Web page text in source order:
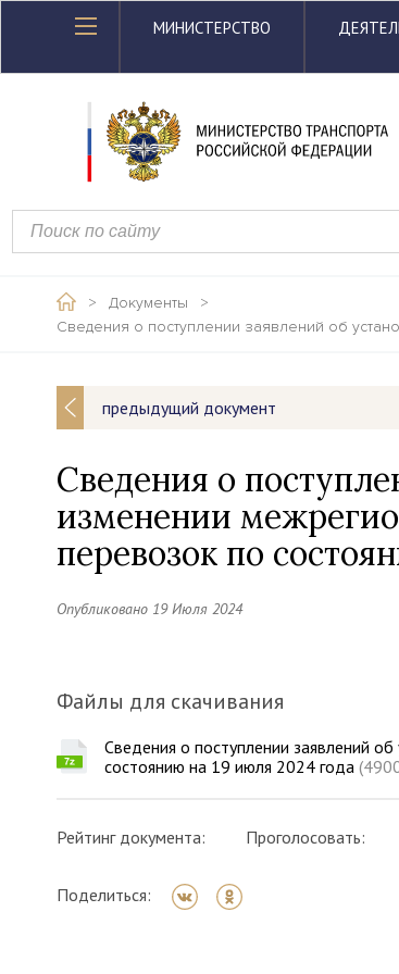
МИНИСТЕРСТВО
> Документы
>
Сведения о поступлении заявлений об
предыдущий документ
Сведения о
изменении
перевозок по
Опубликовано 19 Июля 2024
Файлы для скачивания
Сведения о поступлении заявлений
состоянию на 19 июля 2024 года
Рейтинг документа: Проголосовать:
Поделиться: